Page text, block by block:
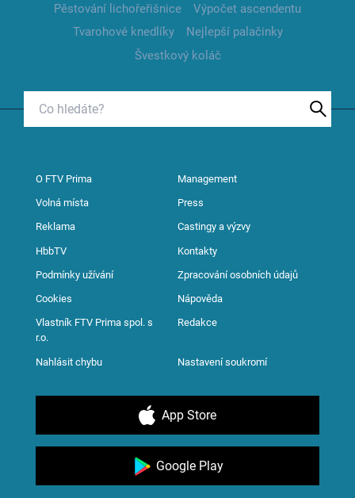
Pěstování lichořeřišnice
Výpočet ascendentu
Tvarohové knedlíky
Nejlepší palačinky
Švestkový koláč
O FTV Prima Management
Volná místa Press
Reklama Castingy a výzvy
HbbTV Kontakty
Podmínky užívání Zpracování osobních údajů
Cookies Nápověda
Vlastník FTV Prima spol. s
r.o.
Redakce
Nahlásit chybu Nastavení soukromí
App Store
Google Play